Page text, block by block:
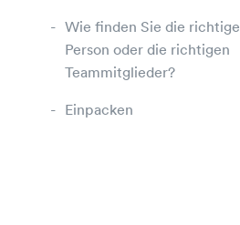
Wie finden Sie die richtige
Person oder die richtigen
Teammitglieder?
Einpacken